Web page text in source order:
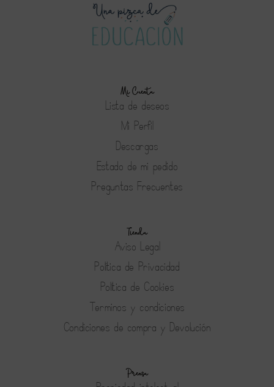
Mi Cuenta
Lista de deseos
Mi Perfil
Descargas
Estado de mi pedido
Preguntas Frecuentes
Tienda
Aviso Legal
Política de Privacidad
Política de Cookies
Terminos y condiciones
Condiciones de compra y Devolución
Prensa